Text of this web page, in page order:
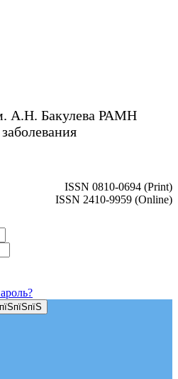
А.Н. Бакулева РАМН
ISSN 0810-0694 (Print)
ISSN 2410-9959 (Online)